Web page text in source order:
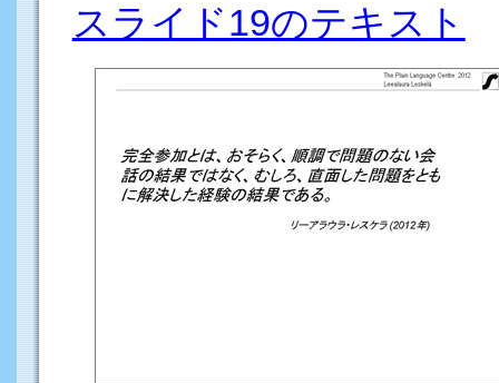
スライド19のテキスト